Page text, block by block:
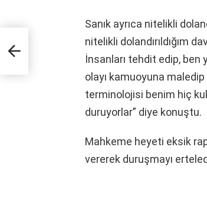
Sanık ayrıca nitelikli
nitelikli dolandırıldığım
İnsanları tehdit edip, ben
olayı kamuoyuna
terminolojisi benim hiç
duruyorlar” diye konuştu.
Mahkeme heyeti eksik
vererek duruşmayı